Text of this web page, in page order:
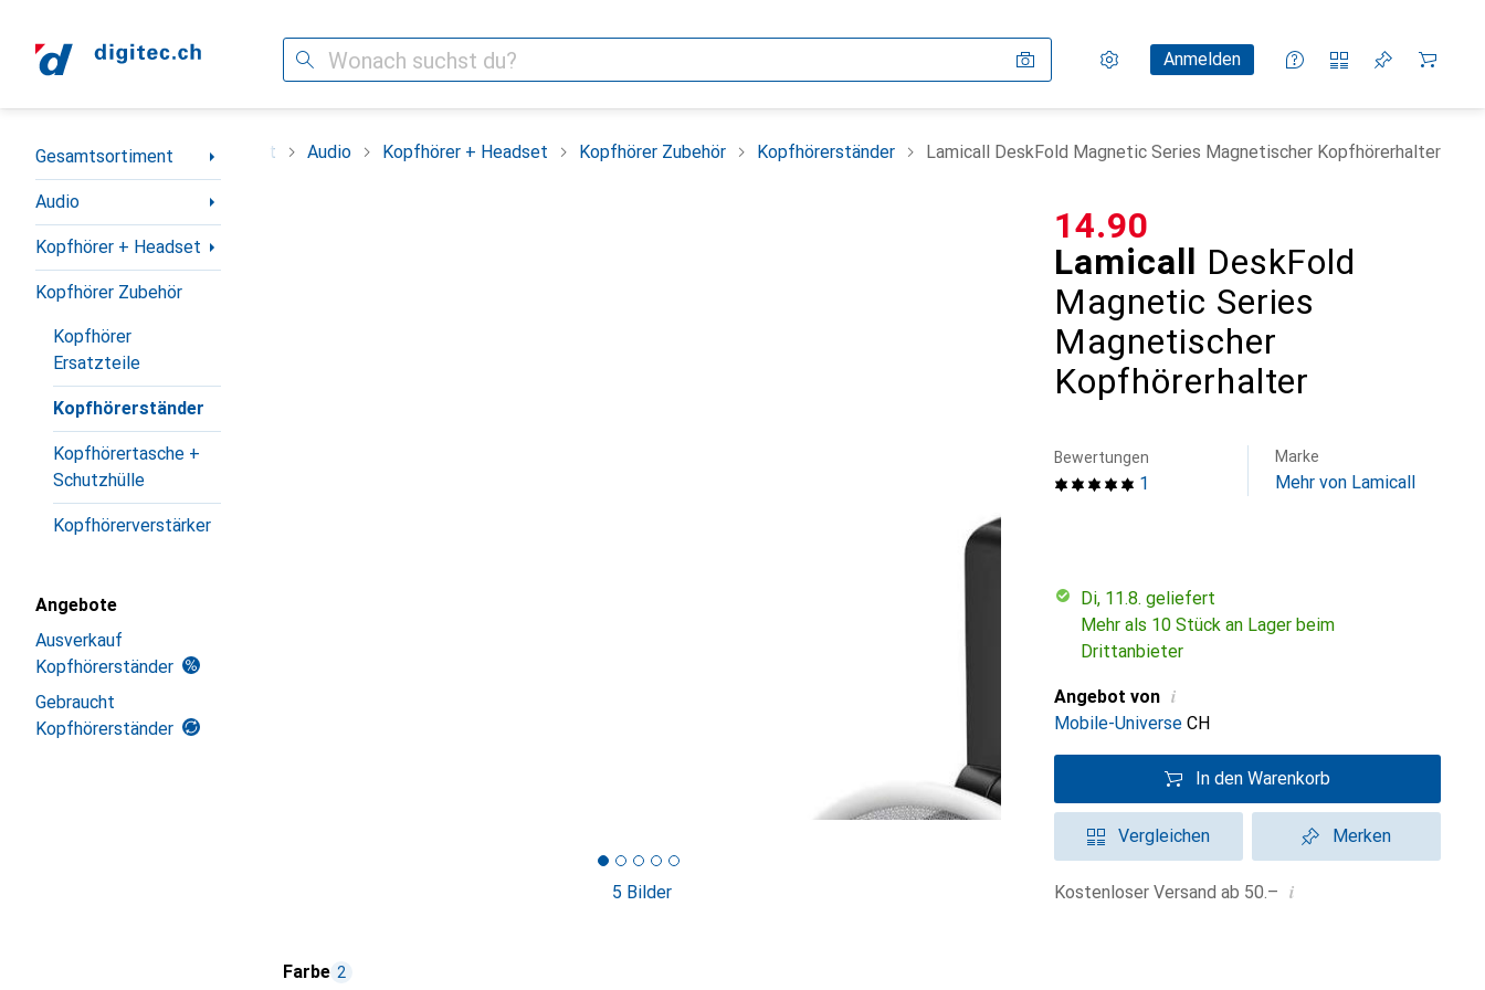
Suche Einstellungen
KundenkontoAnmelden
Vergleichslisten
Merklisten
Warenkorb
Navigation nach Kategorien
Gesamtsortiment
Audio
Kopfhörer + Headset
Kopfhörer Zubehör
Kopfhörer
Ersatzteile
Kopfhörerständer
Kopfhörertasche +
Schutzhülle
Kopfhörerverstärker
Angebote
Ausverkauf
Kopfhörerständer
Gebraucht
Kopfhörerständer
Gesamtsortiment Audio Kopfhörer + Headset Kopfhörer Zubehör Kopfhörerständer Lamicall DeskFold Magnetic Series Magnetischer Kopfhörerhalter
5 Bilder
Lamicall DeskFold
Magnetic Series
Magnetischer
Kopfhörerhalter
CHF
14.90
1
Bewertungen Marke
Mehr von Lamicall
Di, 11.8. geliefert
Mehr als 10 Stück an Lager beim
Drittanbieter
Angebot von i
Mobile-Universe CH
In den Warenkorb
Vergleichen Merken
Kostenloser Versand ab 50.– i
Farbe 2